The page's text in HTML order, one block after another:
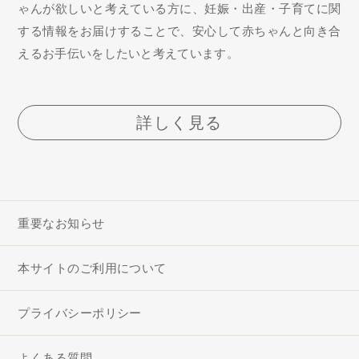
ゃんが欲しいと考えている方に、妊娠・出産・子育てに関
する情報をお届けすることで、安心して赤ちゃんと向き合
えるお手伝いをしたいと考えています。
詳しく見る
重要なお知らせ
本サイトのご利用について
プライバシーポリシー